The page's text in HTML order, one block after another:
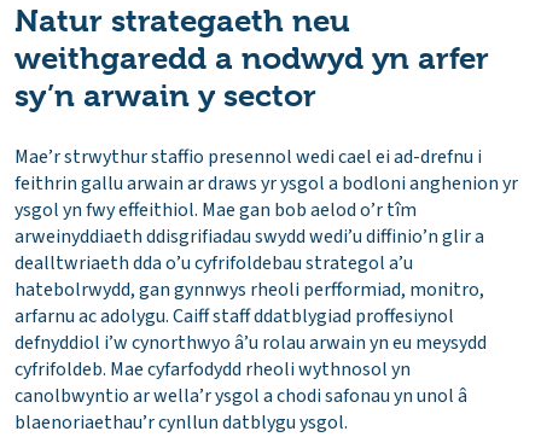
Natur strategaeth neu
weithgaredd a nodwyd yn arfer
sy’n arwain y sector
Mae’r strwythur staffio presennol wedi cael ei ad-drefnu i
feithrin gallu arwain ar draws yr ysgol a bodloni anghenion yr
ysgol yn fwy effeithiol. Mae gan bob aelod o’r tîm
arweinyddiaeth ddisgrifiadau swydd wedi’u diffinio’n glir a
dealltwriaeth dda o’u cyfrifoldebau strategol a’u
hatebolrwydd, gan gynnwys rheoli perfformiad, monitro,
arfarnu ac adolygu. Caiff staff ddatblygiad proffesiynol
defnyddiol i’w cynorthwyo â’u rolau arwain yn eu meysydd
cyfrifoldeb. Mae cyfarfodydd rheoli wythnosol yn
canolbwyntio ar wella’r ysgol a chodi safonau yn unol â
blaenoriaethau’r cynllun datblygu ysgol.